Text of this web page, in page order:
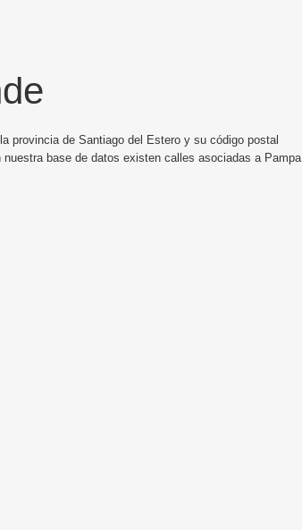
provincia de Santiago del Estero y su código postal
base de datos existen calles asociadas a Pampa